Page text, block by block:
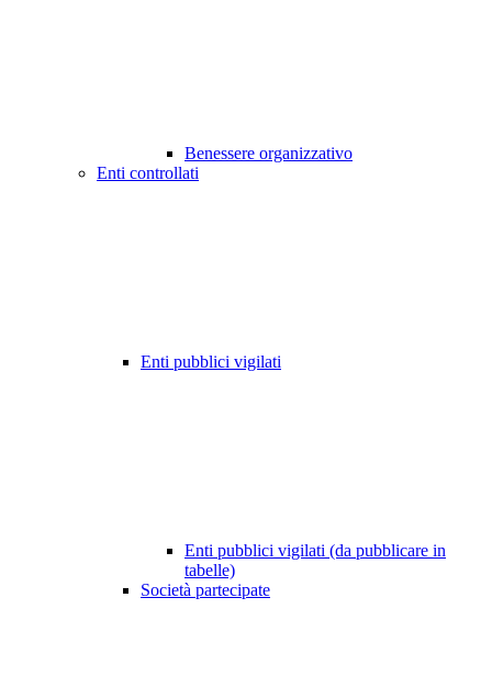
Benessere organizzativo
Enti controllati
Enti pubblici vigilati
Enti pubblici vigilati (da pubblicare in
tabelle)
Società partecipate